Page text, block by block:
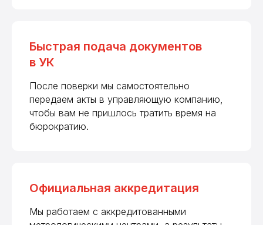
Быстрая подача документов
в УК
После поверки мы самостоятельно
передаем акты в управляющую компанию,
чтобы вам не пришлось тратить время на
бюрократию.
Официальная аккредитация
Мы работаем с аккредитованными